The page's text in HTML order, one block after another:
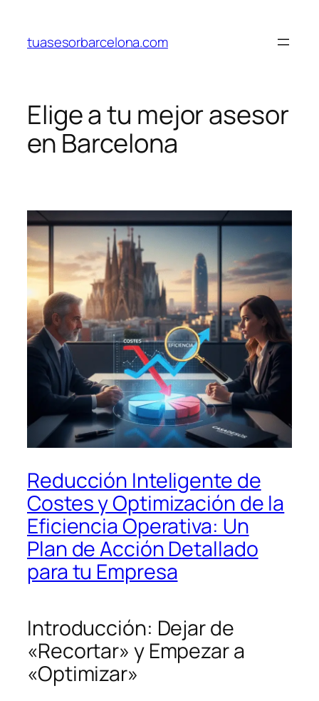
contenido
tuasesorbarcelona.com
Elige a tu mejor asesor
en Barcelona
Reducción Inteligente de
Costes y Optimización de la
Eficiencia Operativa: Un
Plan de Acción Detallado
para tu Empresa
Introducción: Dejar de
«Recortar» y Empezar a
«Optimizar»